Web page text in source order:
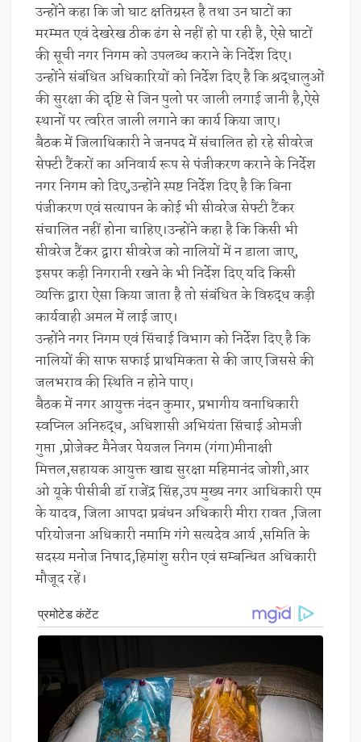
उन्होंने कहा कि जो घाट क्षतिग्रस्त है तथा उन घाटों का
मरम्मत एवं देखरेख ठीक ढंग से नहीं हो पा रही है, ऐसे घाटों
की सूची नगर निगम को उपलब्ध कराने के निर्देश दिए।
उन्होंने संबंधित अधिकारियों को निर्देश दिए है कि श्रद्धालुओं
की सुरक्षा की दृष्टि से जिन पुलो पर जाली लगाई जानी है,ऐसे
स्थानों पर त्वरित जाली लगाने का कार्य किया जाए।
बैठक में जिलाधिकारी ने जनपद में संचालित हो रहे सीवरेज
सेफ्टी टैंकरों का अनिवार्य रूप से पंजीकरण कराने के निर्देश
नगर निगम को दिए,उन्होंने स्पष्ट निर्देश दिए है कि बिना
पंजीकरण एवं सत्यापन के कोई भी सीवरेज सेफ्टी टैंकर
संचालित नहीं होना चाहिए।उन्होंने कहा है कि किसी भी
सीवरेज टैंकर द्वारा सीवरेज को नालियों में न डाला जाए,
इसपर कड़ी निगरानी रखने के भी निर्देश दिए यदि किसी
व्यक्ति द्वारा ऐसा किया जाता है तो संबंधित के विरुद्ध कड़ी
कार्यवाही अमल में लाई जाए।
उन्होंने नगर निगम एवं सिंचाई विभाग को निर्देश दिए है कि
नालियों की साफ सफाई प्राथमिकता से की जाए जिससे की
जलभराव की स्थिति न होने पाए।
बैठक में नगर आयुक्त नंदन कुमार, प्रभागीय वनाधिकारी
स्वप्निल अनिरुद्ध, अधिशासी अभियंता सिंचाई ओमजी
गुप्ता ,प्रोजेक्ट मैनेजर पेयजल निगम (गंगा)मीनाक्षी
मित्तल,सहायक आयुक्त खाद्य सुरक्षा महिमानंद जोशी,आर
ओ यूके पीसीबी डॉ राजेंद्र सिंह,उप मुख्य नगर आधिकारी एम
के यादव, जिला आपदा प्रबंधन अधिकारी मीरा रावत ,जिला
परियोजना अधिकारी नमामि गंगे सत्यदेव आर्य ,समिति के
सदस्य मनोज निषाद,हिमांशु सरीन एवं सम्बन्धित अधिकारी
मौजूद रहें।